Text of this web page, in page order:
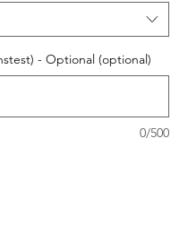
- Optional (optional)
0/500